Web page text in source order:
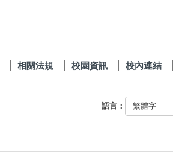
相關法規 校園資訊 校內連結
語言：